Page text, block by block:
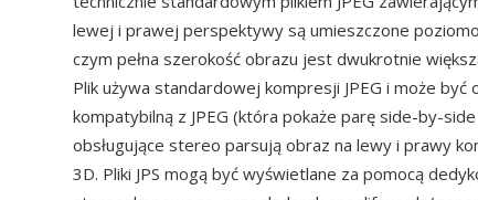
lewej i prawej perspektywy są umieszczone
czym pełna szerokość obrazu jest dwukrotnie
Plik używa standardowej kompresji JPEG i może
kompatybilną z JPEG (która pokaże parę side-by-
obsługujące stereo parsują obraz na lewy i prawy
3D. Pliki JPS mogą być wyświetlane za pomocą